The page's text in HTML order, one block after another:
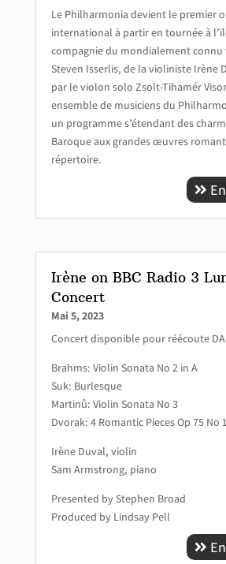
Le Philharmonia devient le premier
international à partir en tournée à
compagnie du mondialement
Steven Isserlis, de la violiniste Irène
par le violon solo Zsolt-Tihamér
ensemble de musiciens du
un programme s’étendant des
Baroque aux grandes œuvres
répertoire.
Irène on BBC Radio 3
Concert
Mai 5, 2023
Concert disponible pour réécoute
Brahms: Violin Sonata No 2 in A
Suk: Burlesque
Martinů: Violin Sonata No 3
Dvorak: 4 Romantic Pieces Op 75 No 1
Irène Duval, violin
Sam Armstrong, piano
Presented by Stephen Broad
Produced by Lindsay Pell